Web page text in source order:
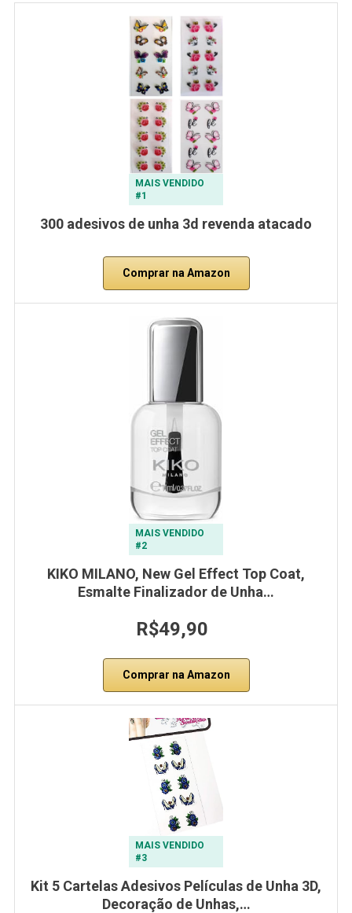
MAIS VENDIDO
#1
300 adesivos de unha 3d revenda atacado
Comprar na Amazon
MAIS VENDIDO
#2
KIKO MILANO, New Gel Effect Top Coat,
Esmalte Finalizador de Unha…
R$49,90
Comprar na Amazon
MAIS VENDIDO
#3
Kit 5 Cartelas Adesivos Películas de Unha 3D,
Decoração de Unhas,…